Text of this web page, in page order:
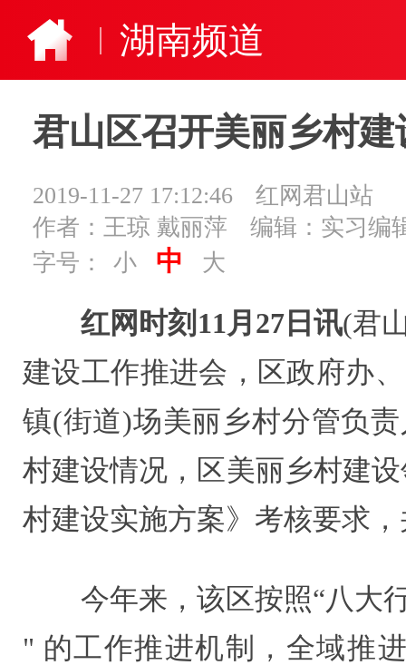
湖南频道
君山区召开美丽乡村
2019-11-27 17:12:46
红网君山站
作者：王琼 戴丽萍
编辑：实习编
字号：
小 中 大
红网时刻11月27日讯(君
建设工作推进会，区政府办
镇(街道)场美丽乡村分管负
村建设情况，区美丽乡村建
村建设实施方案》考核要求
今年来，该区按照“八大
" 的工作推进机制，全域推